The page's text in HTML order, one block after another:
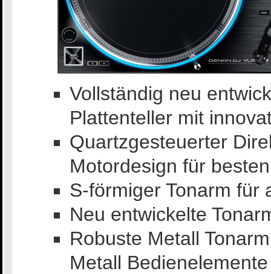
Vollständig neu
Plattenteller mit
Quartzgesteuerter
Motordesign für
S-förmiger Tonarm für
Neu entwickelte
Robuste Metall
Metall Bedienelemente